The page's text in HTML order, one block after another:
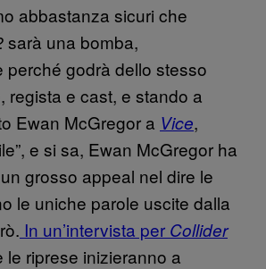
abbastanza sicuri che
sarà una bomba,
perché godrà dello stesso
regista e cast, e stando a
Ewan McGregor a Vice,
e si sa, Ewan McGregor ha
grosso appeal nel dire le
le uniche parole uscite dalla
In un’intervista per Collider
le riprese inizieranno a